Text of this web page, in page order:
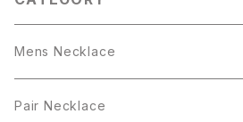
Mens Necklace
Pair Necklace